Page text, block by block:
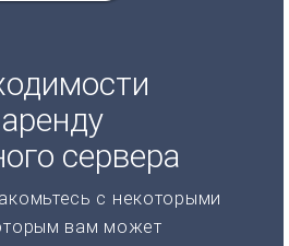
сервера
с некоторыми
вам может